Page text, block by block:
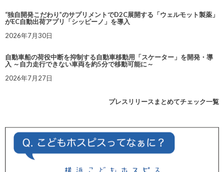
“独自開発こだわり”のサプリメントでD2C展開する「ウェルモット製薬」
がEC自動出荷アプリ「シッピーノ」を導入
2026年7月30日
自動車船の荷役中断を抑制する自動車移動用「スケーター」を開発・導
入 ～自力走行できない車両を約5分で移動可能に～
2026年7月27日
プレスリリースまとめてチェック一覧